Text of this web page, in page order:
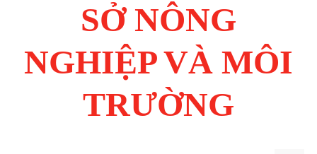
SỞ NÔNG
NGHIỆP VÀ MÔI
TRƯỜNG